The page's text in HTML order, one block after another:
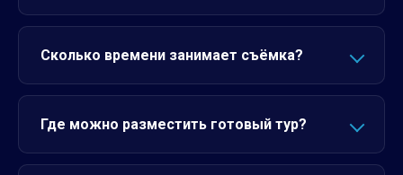
Сколько времени занимает съёмка?
Где можно разместить готовый тур?